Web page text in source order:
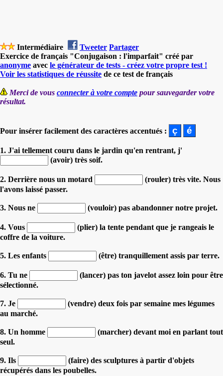
Intermédiaire Tweeter Partager
Exercice de français "Conjugaison : l'imparfait" créé par
anonyme avec le générateur de tests - créez votre propre test !
Voir les statistiques de réussite de ce test de français
Merci de vous connecter à votre compte pour sauvegarder votre
résultat.
Pour insérer facilement des caractères accentués :
1. J'ai tellement couru dans le jardin qu'en rentrant, j'
(avoir) très soif.
2. Derrière nous un motard
(rouler) très vite. Nous
l'avons laissé passer.
3. Nous ne (vouloir) pas abandonner notre projet.
4. Vous
(plier) la tente pendant que je rangeais le
coffre de la voiture.
5. Les enfants (être) tranquillement assis par terre.
6. Tu ne
(lancer) pas ton javelot assez loin pour être
sélectionné.
7. Je
(vendre) deux fois par semaine mes légumes
au marché.
8. Un homme
(marcher) devant moi en parlant tout
seul.
9. Ils
(faire) des sculptures à partir d'objets
récupérés dans les poubelles.